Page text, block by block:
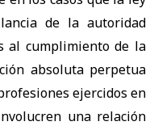
de la autoridad
al cumplimiento de la
absoluta perpetua
ejercidos en
una relación